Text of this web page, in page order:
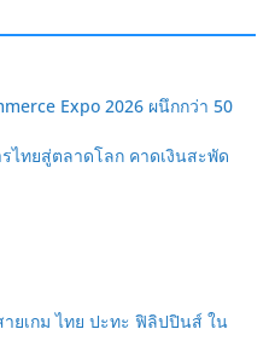
Expo 2026 ผนึกกว่า 50
ไทยสู่ตลาดโลก คาดเงินสะพัด
ายเกม ไทย ปะทะ ฟิลิปปินส์ ใน